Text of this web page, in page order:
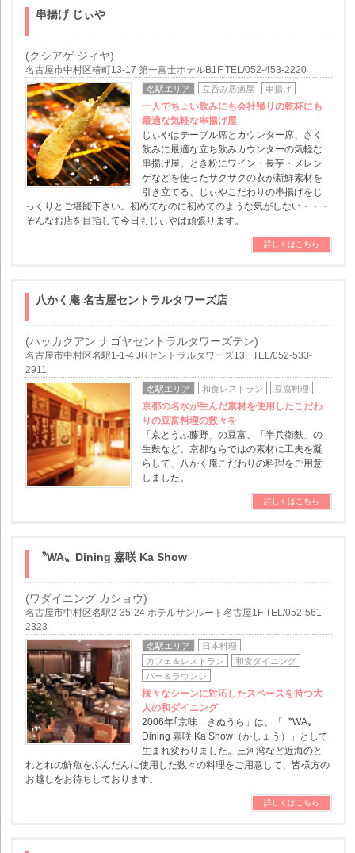
串揚げ じぃや
(クシアゲ ジィヤ)
名古屋市中村区椿町13-17 第一富士ホテルB1F TEL/052-453-2220
名駅エリア 立呑み居酒屋 串揚げ
一人でちょい飲みにも会社帰りの乾杯にも
最適な気軽な串揚げ屋
じぃやはテーブル席とカウンター席、さく
飲みに最適な立ち飲みカウンターの気軽な
串揚げ屋。とき粉にワイン・長芋・メレン
ゲなどを使ったサクサクの衣が新鮮素材を
引き立てる、じぃやこだわりの串揚げをじ
っくりとご堪能下さい。初めてなのに初めてのような気がしない・・・
そんなお店を目指して今日もじぃやは頑張ります。
詳しくはこちら
八かく庵 名古屋セントラルタワーズ店
(ハッカクアン ナゴヤセントラルタワーズテン)
名古屋市中村区名駅1-1-4 JRセントラルタワーズ13F TEL/052-533-
2911
名駅エリア 和食レストラン 豆腐料理
京都の名水が生んだ素材を使用したこだわ
りの豆富料理の数々を
「京とうふ藤野」の豆富、「半兵衛麩」の
生麩など、京都ならではの素材に工夫を凝
らして、八かく庵こだわりの料理をご用意
しました。
詳しくはこちら
〝WA〟Dining 嘉咲 Ka Show
(ワダイニング カショウ)
名古屋市中村区名駅2-35-24 ホテルサンルート名古屋1F TEL/052-561-
2323
名駅エリア
日本料理
カフェ＆レストラン
和食ダイニング
バー＆ラウンジ
様々なシーンに対応したスペースを持つ大
人の和ダイニング
2006年｢京味 きぬうら」は、「〝WA〟
Dining 嘉咲 Ka Show（かしょう）」として
生まれ変わりました。三河湾など近海のと
れとれの鮮魚をふんだんに使用した数々の料理をご用意して、皆様方の
お越しをお待ちしております。
詳しくはこちら